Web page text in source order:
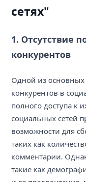
сетях"
1. Отсутствие
конкурентов
Одной из
конкурентов в
полного доступа к
социальных сетей
возможности для
таких как
комментарии.
такие как